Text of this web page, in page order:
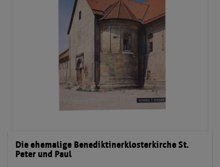
Die ehemalige Benediktinerklosterkirche St.
Peter und Paul